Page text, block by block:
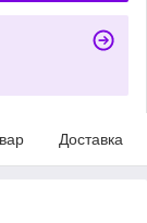
Доставка